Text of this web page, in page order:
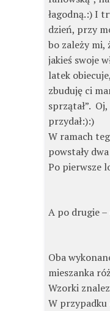
łagodną.:) I
dzień, przy
bo zależy mi,
jakieś swoje
latek
zbuduję ci
sprzątał”.
przydał:):)
W ramach
powstały
Po pierwsze
A po drugie –
Oba
mieszanka
Wzorki
W przypadku